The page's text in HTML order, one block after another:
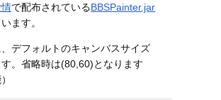
で配布されているBBSPainter.jar
ます。
デフォルトのキャンバスサイズ
。省略時は(80,60)となります